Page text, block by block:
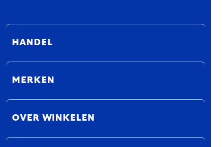
HANDEL
MERKEN
OVER WINKELEN